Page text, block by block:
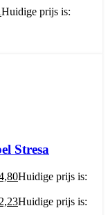
Huidige prijs is:
Stresa
Huidige prijs is:
Huidige prijs is: